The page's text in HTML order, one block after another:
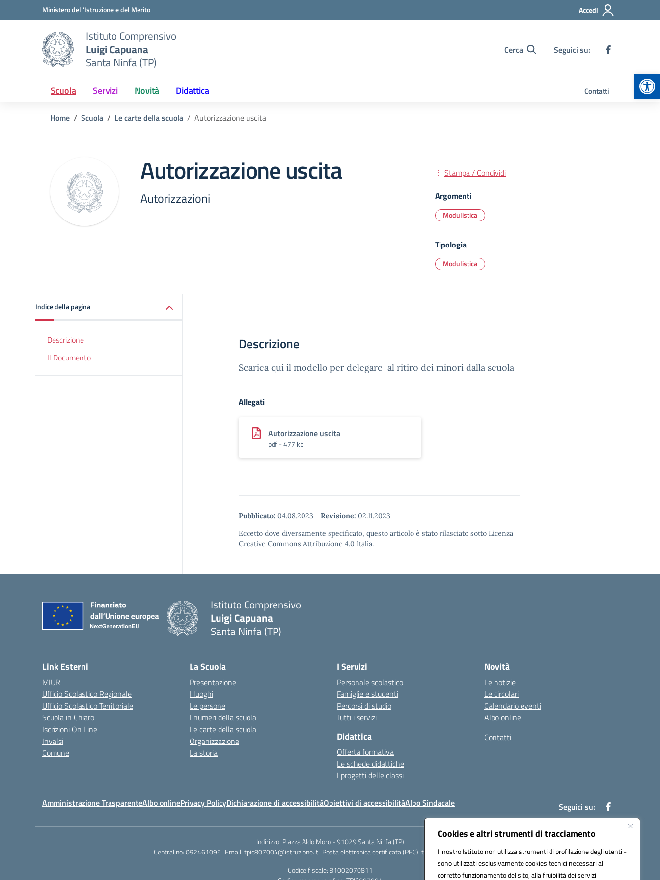
Cookies e altri strumenti di tracciamento
Il nostro Istituto non utilizza strumenti di profilazione degli utenti -
sono utilizzati esclusivamente cookies tecnici necessari al
corretto funzionamento del sito, alla fruibilità dei servizi
Vai ai contenuti
Vai al menu di navigazioneMinistero dell'Istruzione e del Merito Accedi
Istituto Comprensivo
Luigi Capuana
Santa Ninfa (TP)
Cerca Seguici su:
Scuola Servizi Novità Didattica Contatti
Home Scuola Le carte della scuola Autorizzazione uscita
Autorizzazione uscita
Autorizzazioni
Stampa / Condividi
Argomenti
Modulistica
Tipologia
Modulistica
Indice della pagina
Descrizione
Il Documento
Descrizione
Scarica qui il modello per delegare al ritiro dei minori dalla scuola
Allegati
Autorizzazione uscita
pdf - 477 kb
Pubblicato: 04.08.2023 - Revisione: 02.11.2023
Eccetto dove diversamente specificato, questo articolo è stato rilasciato sotto Licenza
Creative Commons Attribuzione 4.0 Italia.
Istituto Comprensivo
Luigi Capuana
Santa Ninfa (TP)
Link Esterni
MIUR
Ufficio Scolastico Regionale
Ufficio Scolastico Territoriale
Scuola in Chiaro
Iscrizioni On Line
Invalsi
Comune
La Scuola
Presentazione
I luoghi
Le persone
I numeri della scuola
Le carte della scuola
Organizzazione
La storia
I Servizi
Personale scolastico
Famiglie e studenti
Percorsi di studio
Tutti i servizi
Didattica
Offerta formativa
Le schede didattiche
I progetti delle classi
Novità
Le notizie
Le circolari
Calendario eventi
Albo online
Contatti
Amministrazione TrasparenteAlbo onlinePrivacy PolicyDichiarazione di accessibilitàObiettivi di accessibilitàAlbo Sindacale Seguici su:
Indirizzo: Piazza Aldo Moro - 91029 Santa Ninfa (TP)
Centralino:092461095 Email:tpic807004@istruzione.it Posta elettronica certificata (PEC):tpic807004@pec.istruzione.it
Codice fiscale: 81002070811